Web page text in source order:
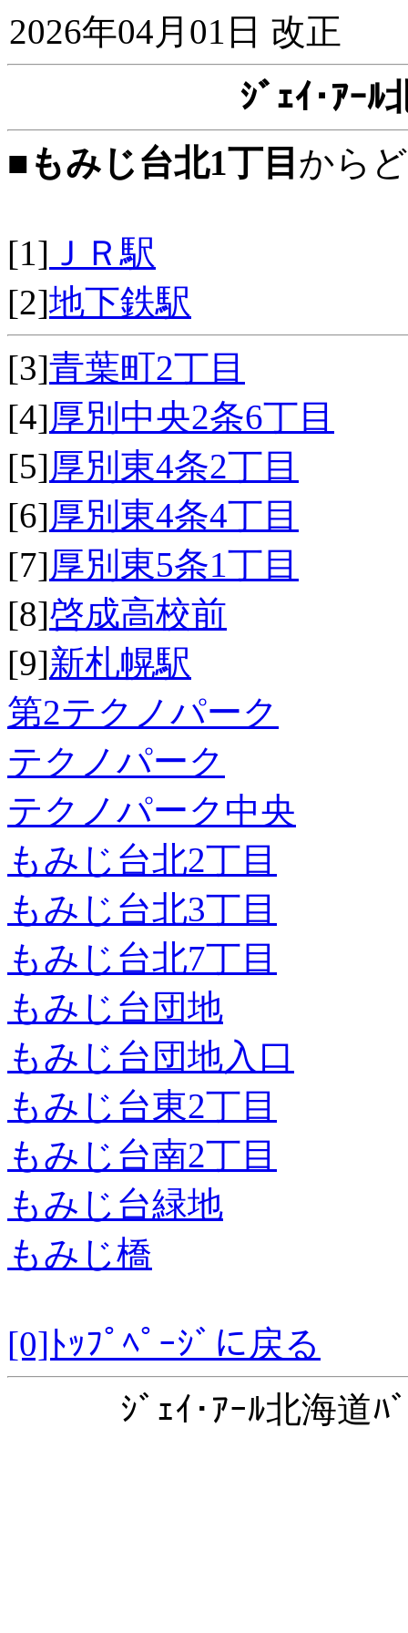
2026年04月01日 改正
ｼﾞｪｲ･ｱｰﾙ
■ もみじ台北1丁目 から
[1] ＪＲ駅
[2]地下鉄駅
[3]青葉町2丁目
[4]厚別中央2条6丁目
[5]厚別東4条2丁目
[6]厚別東4条4丁目
[7]厚別東5条1丁目
[8]啓成高校前
[9]新札幌駅
第2テクノパーク
テクノパーク
テクノパーク中央
もみじ台北2丁目
もみじ台北3丁目
もみじ台北7丁目
もみじ台団地
もみじ台団地入口
もみじ台東2丁目
もみじ台南2丁目
もみじ台緑地
もみじ橋
[0]ﾄｯﾌﾟﾍﾟｰｼﾞに戻る
ｼﾞｪｲ･ｱｰﾙ北海道